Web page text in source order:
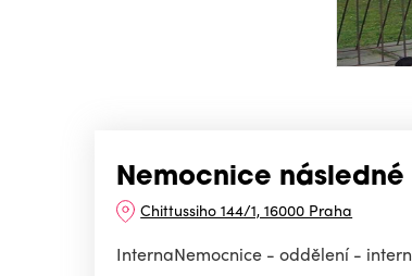
Nemocnice následné
Chittussiho 144/1, 16000 Praha
InternaNemocnice - oddělení -